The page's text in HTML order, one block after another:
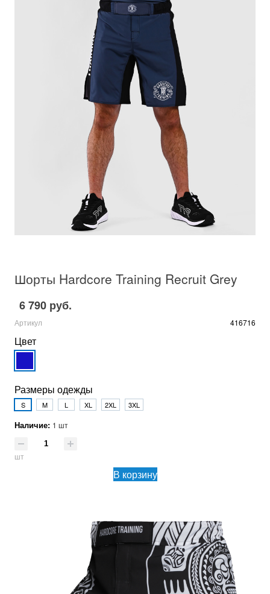
Шорты Hardcore Training Recruit Grey
6 790 руб.
Артикул 416716
Цвет
Размеры одежды
S M L XL 2XL 3XL
Наличие: 1 шт
шт
В корзину